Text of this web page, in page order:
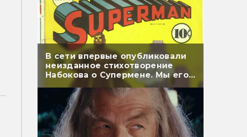
В сети впервые опубликовали
неизданное стихотворение
Набокова о Супермене. Мы его
перевели